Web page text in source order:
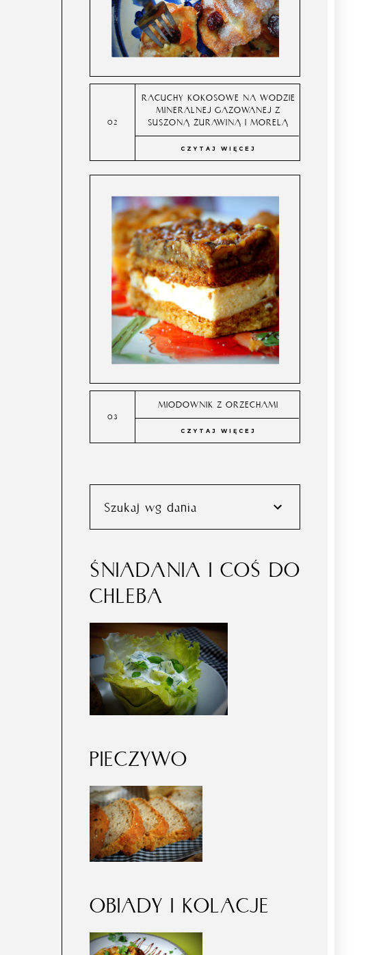
RACUCHY KOKOSOWE NA WODZIE
MINERALNEJ GAZOWANEJ Z
SUSZONĄ ŻURAWINĄ I MORELĄ
CZYTAJ WIĘCEJ
MIODOWNIK Z ORZECHAMI
CZYTAJ WIĘCEJ
Szukaj wg dania
ŚNIADANIA I COŚ DO
CHLEBA
PIECZYWO
OBIADY I KOLACJE